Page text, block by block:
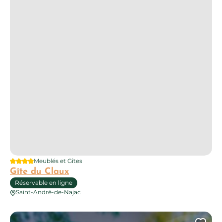
4 étoilesMeublés et Gîtes
Gîte du Claux
Réservable en ligne
Saint-André-de-Najac
La Grange de la Coste